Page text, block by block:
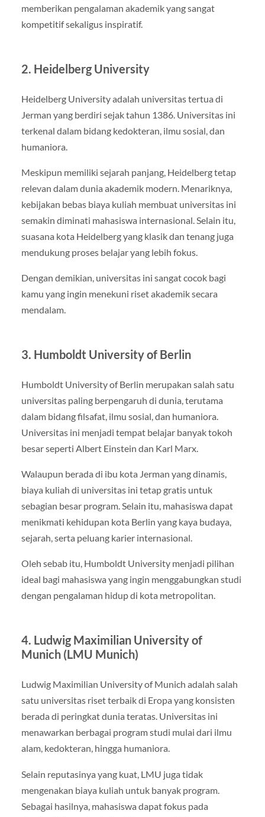
memberikan pengalaman akademik yang sangat
kompetitif sekaligus inspiratif.
2. Heidelberg University
Heidelberg Universityadalah universitas tertua di
Jerman yang berdiri sejak tahun 1386. Universitas ini
terkenal dalam bidang kedokteran, ilmu sosial, dan
humaniora.
Meskipun memiliki sejarah panjang, Heidelberg tetap
relevan dalam dunia akademik modern. Menariknya,
kebijakan bebas biaya kuliah membuat universitas ini
semakin diminati mahasiswa internasional. Selain itu,
suasana kota Heidelberg yang klasik dan tenang juga
mendukung proses belajar yang lebih fokus.
Dengan demikian, universitas ini sangat cocok bagi
kamu yang ingin menekuni riset akademik secara
mendalam.
3. Humboldt University of Berlin
Humboldt University of Berlin merupakan salah satu
universitas paling berpengaruh di dunia, terutama
dalam bidang filsafat, ilmu sosial, dan humaniora.
Universitas ini menjadi tempat belajar banyak tokoh
besar seperti Albert Einstein dan Karl Marx.
Walaupun berada di ibu kota Jerman yang dinamis,
biaya kuliah di universitas ini tetap gratis untuk
sebagian besar program. Selain itu, mahasiswa dapat
menikmati kehidupan kota Berlin yang kaya budaya,
sejarah, serta peluang karier internasional.
Oleh sebab itu, Humboldt University menjadi pilihan
ideal bagi mahasiswa yang ingin menggabungkan studi
dengan pengalaman hidup di kota metropolitan.
4. Ludwig Maximilian University of
Munich(LMU Munich)
Ludwig Maximilian University of Munich adalah salah
satu universitas riset terbaik di Eropa yang konsisten
berada di peringkat dunia teratas. Universitas ini
menawarkan berbagai program studi mulai dari ilmu
alam, kedokteran, hingga humaniora.
Selain reputasinya yang kuat, LMU juga tidak
mengenakan biaya kuliah untuk banyak program.
Sebagai hasilnya, mahasiswa dapat fokus pada